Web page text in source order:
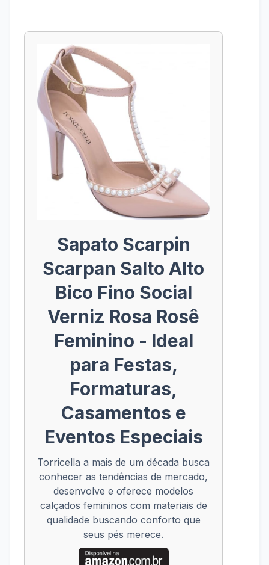
Sapato Scarpin
Scarpan Salto Alto
Bico Fino Social
Verniz Rosa Rosê
Feminino - Ideal
para Festas,
Formaturas,
Casamentos e
Eventos Especiais
Torricella a mais de um década busca
conhecer as tendências de mercado,
desenvolve e oferece modelos
calçados femininos com materiais de
qualidade buscando conforto que
seus pés merece.